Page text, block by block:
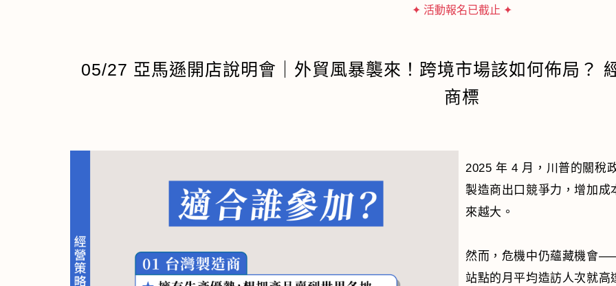
✦ 活動報名已截止 ✦
05/27 亞馬遜開店說明會｜外貿風暴襲來！跨境市場該如何佈局？
商標
2025 年 4 月，川普的關稅
製造商出口競爭力，增加
來越大。
然而，危機中仍蘊藏機會
站點的月平均造訪人次就